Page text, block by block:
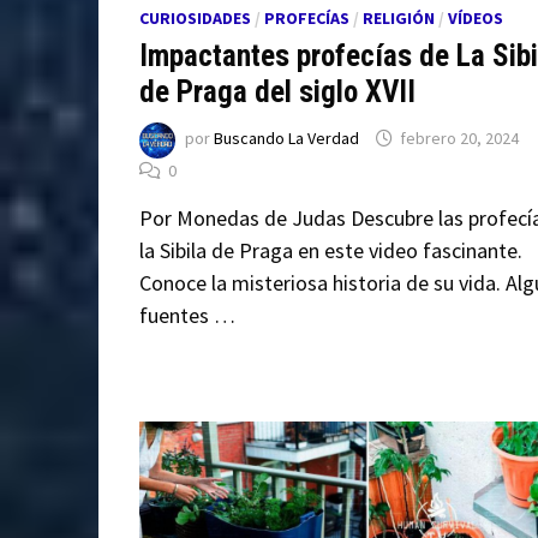
CURIOSIDADES / PROFECÍAS / RELIGIÓN/ VÍDEOS
Impactantes profecías de La
de Praga del siglo XVII
porBuscando La Verdad
febrero 20, 2024
0
Por Monedas de Judas Descubre las
la Sibila de Praga en este video fascinante.
Conoce la misteriosa historia de su vida.
fuentes …